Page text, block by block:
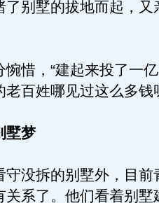
别墅的拔地而起，又
惜，“建起来投了一亿
百姓哪见过这么多钱
墅梦
没拆的别墅外，目前
关系了。他们看着别墅